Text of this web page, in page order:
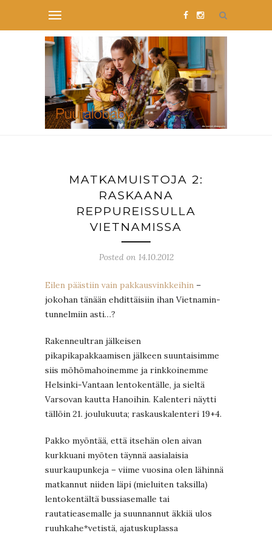
MATKAMUISTOJA 2:
RASKAANA
REPPUREISSULLA
VIETNAMISSA
Posted on 14.10.2012
Eilen päästiin vain pakkausvinkkeihin –
jokohan tänään ehdittäisiin ihan Vietnamin-
tunnelmiin asti…?
Rakenneultran jälkeisen
pikapikapakkaamisen jälkeen suuntaisimme
siis möhömahoinemme ja rinkkoinemme
Helsinki-Vantaan lentokentälle, ja sieltä
Varsovan kautta Hanoihin. Kalenteri näytti
tällöin 21. joulukuuta; raskauskalenteri 19+4.
Pakko myöntää, että itsehän olen aivan
kurkkuani myöten täynnä aasialaisia
suurkaupunkeja – viime vuosina olen lähinnä
matkannut niiden läpi (mieluiten taksilla)
lentokentältä bussiasemalle tai
rautatieasemalle ja suunnannut äkkiä ulos
ruuhkahe*vetistä, ajatuskuplassa